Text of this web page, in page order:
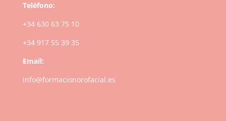
Teléfono:
+34 630 63 75 10
+34 917 55 39 35
Email:
info@formacionorofacial.es